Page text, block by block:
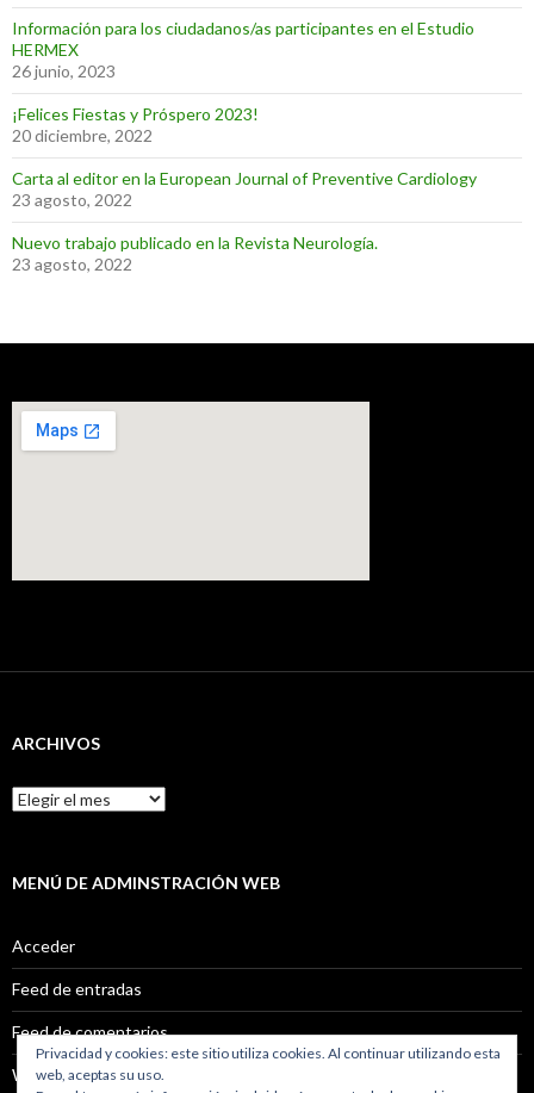
Información para los ciudadanos/as participantes en el Estudio
HERMEX
26 junio, 2023
¡Felices Fiestas y Próspero 2023!
20 diciembre, 2022
Carta al editor en la European Journal of Preventive Cardiology
23 agosto, 2022
Nuevo trabajo publicado en la Revista Neurología.
23 agosto, 2022
ARCHIVOS
Archivos
MENÚ DE ADMINSTRACIÓN WEB
Acceder
Feed de entradas
Feed de comentarios
WordPress.org
Privacidad y cookies: este sitio utiliza cookies. Al continuar utilizando esta
web, aceptas su uso.